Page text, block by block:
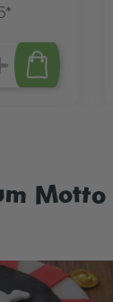
Motto